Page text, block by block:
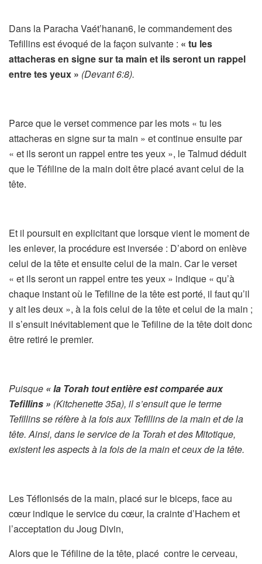
Dans la Paracha Vaét’hanan6, le commandement des
Tefillins est évoqué de la façon suivante : « tu les
attacheras en signe sur ta main et ils seront un rappel
entre tes yeux » (Devant 6:8).
Parce que le verset commence par les mots « tu les
attacheras en signe sur ta main » et continue ensuite par
« et ils seront un rappel entre tes yeux », le Talmud déduit
que le Téfiline de la main doit être placé avant celui de la
tête.
Et il poursuit en explicitant que lorsque vient le moment de
les enlever, la procédure est inversée : D’abord on enlève
celui de la tête et ensuite celui de la main. Car le verset
« et ils seront un rappel entre tes yeux » indique « qu’à
chaque instant où le Tefiline de la tête est porté, il faut qu’il
y ait les deux », à la fois celui de la tête et celui de la main ;
il s’ensuit inévitablement que le Tefiline de la tête doit donc
être retiré le premier.
Puisque « la Torah tout entière est comparée aux
Tefillins » (Kitchenette 35a), il s’ensuit que le terme
Tefillins se réfère à la fois aux Tefillins de la main et de la
tête. Ainsi, dans le service de la Torah et des Mitotique,
existent les aspects à la fois de la main et ceux de la tête.
Les Téflonisés de la main, placé sur le biceps, face au
cœur indique le service du cœur, la crainte d’Hachem et
l’acceptation du Joug Divin,
Alors que le Téfiline de la tête, placé contre le cerveau,